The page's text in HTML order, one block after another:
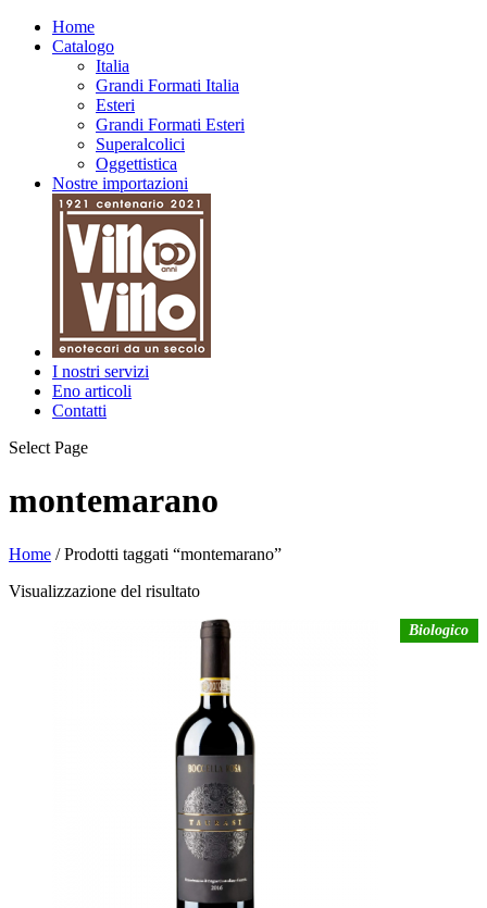
Home
Catalogo
Italia
Grandi Formati Italia
Esteri
Grandi Formati Esteri
Superalcolici
Oggettistica
Nostre importazioni
I nostri servizi
Eno articoli
Contatti
Select Page
montemarano
Home / Prodotti taggati “montemarano”
Visualizzazione del risultato
Biologico